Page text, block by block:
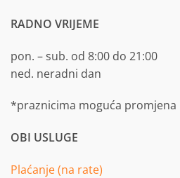
RADNO VRIJEME
pon. – sub. od 8:00 do 21:00
ned. neradni dan
*praznicima moguća
OBI USLUGE
Plaćanje (na rate)